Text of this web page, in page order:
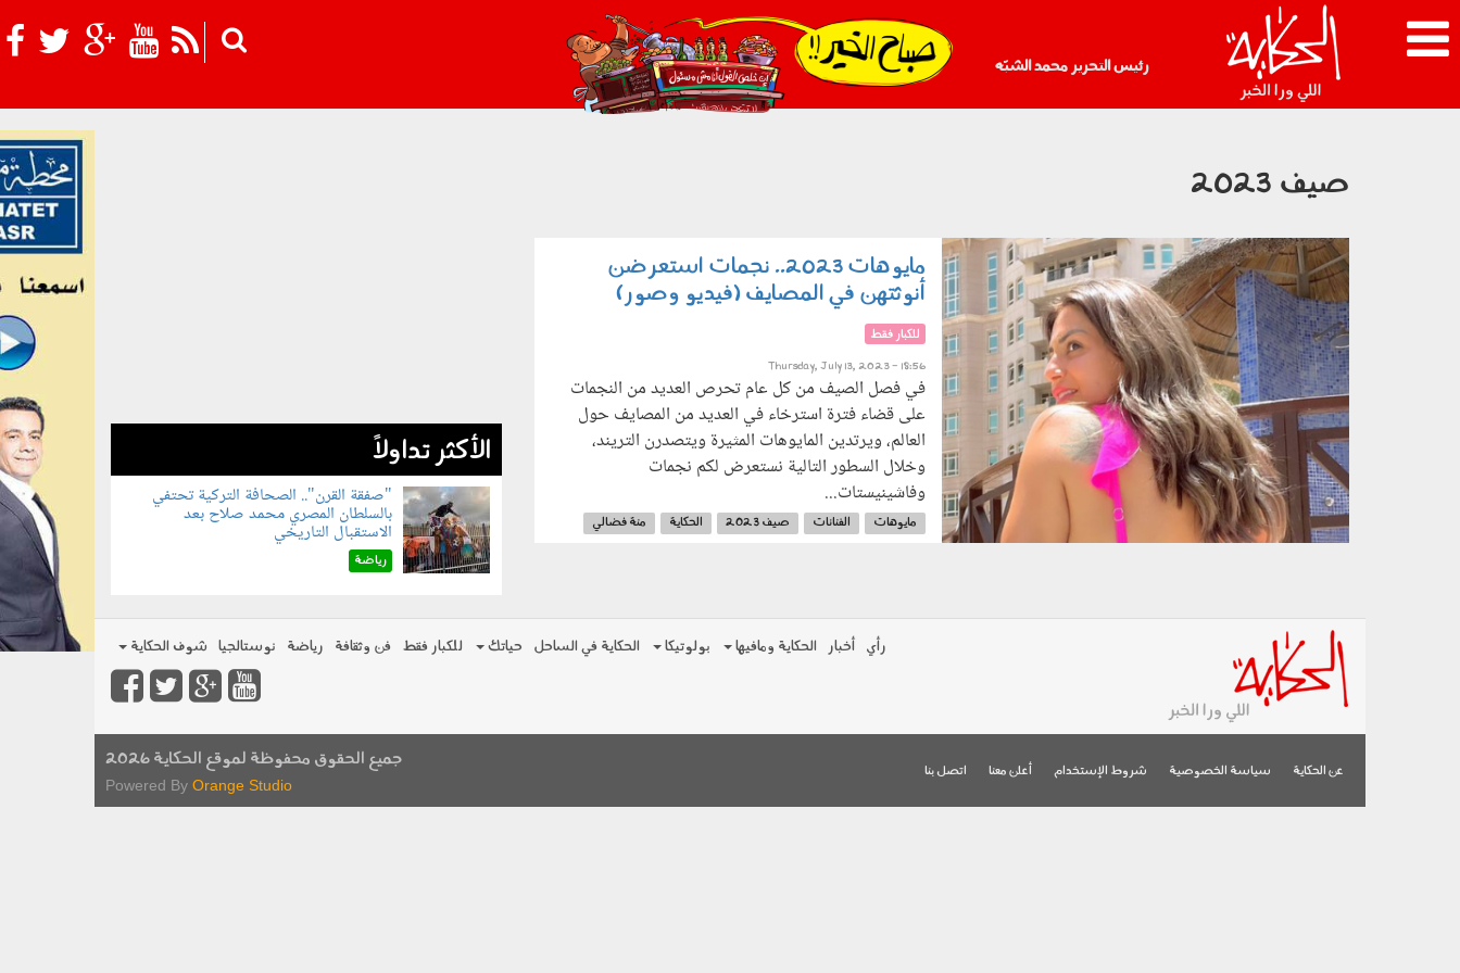
رئيس التحرير محمد الشبّه
021_2.png
صيف 2023
6789.png
مايوهات 2023.. نجمات استعرضن
أنوثتهن في المصايف (فيديو وصور)
للكبار فقط
Thursday, July 13, 2023 - 18:56
في فصل الصيف من كل عام تحرص العديد من النجمات
على قضاء فترة استرخاء في العديد من المصايف حول
العالم، ويرتدين المايوهات المثيرة ويتصدرن التريند،
وخلال السطور التالية نستعرض لكم نجمات
وفاشينيستات...
مايوهات الفنانات صيف 2023 الحكاية
منة فضالي
الأكثر تداولاً
070801.jpg
"صفقة القرن".. الصحافة التركية تحتفي
بالسلطان المصري محمد صلاح بعد
الاستقبال التاريخي
رياضة
رأي أخبار الحكاية ومافيها بولوتيكا الحكاية في الساحل حياتك للكبار فقط فن وثقافة رياضة نوستالجيا شوف الحكاية
عن الحكاية سياسة الخصوصية شروط الإستخدام أعلن معنا اتصل بنا جميع الحقوق محفوظة لموقع الحكاية 2026
Powered By Orange Studio